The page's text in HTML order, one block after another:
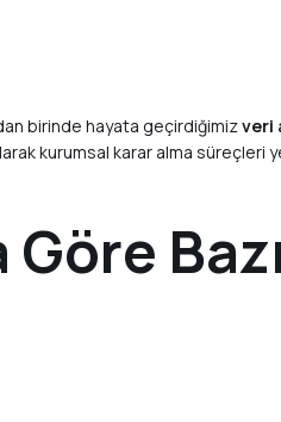
birinde hayata geçirdiğimizveri
kurumsal karar alma süreçleri